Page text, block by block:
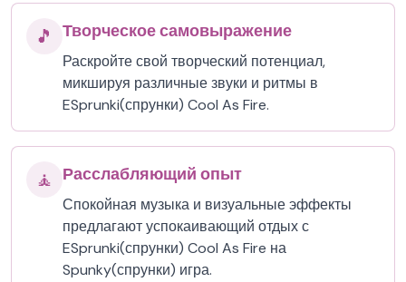
🎵 Творческое самовыражение
Раскройте свой творческий потенциал,
микшируя различные звуки и ритмы в
ESprunki(спрунки) Cool As Fire.
🧘 Расслабляющий опыт
Спокойная музыка и визуальные эффекты
предлагают успокаивающий отдых с
ESprunki(спрунки) Cool As Fire на
Spunky(спрунки) игра.